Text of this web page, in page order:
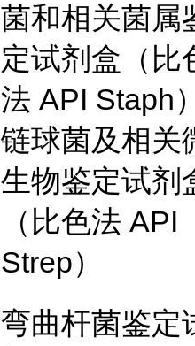
菌和相关菌属
定试剂盒（比
法 API Staph
链球菌及相关
生物鉴定试剂
（比色法 API
Strep）
弯曲杆菌鉴定